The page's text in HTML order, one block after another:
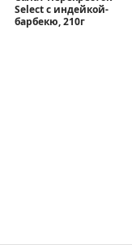
Select с индейкой-
барбекю, 210г